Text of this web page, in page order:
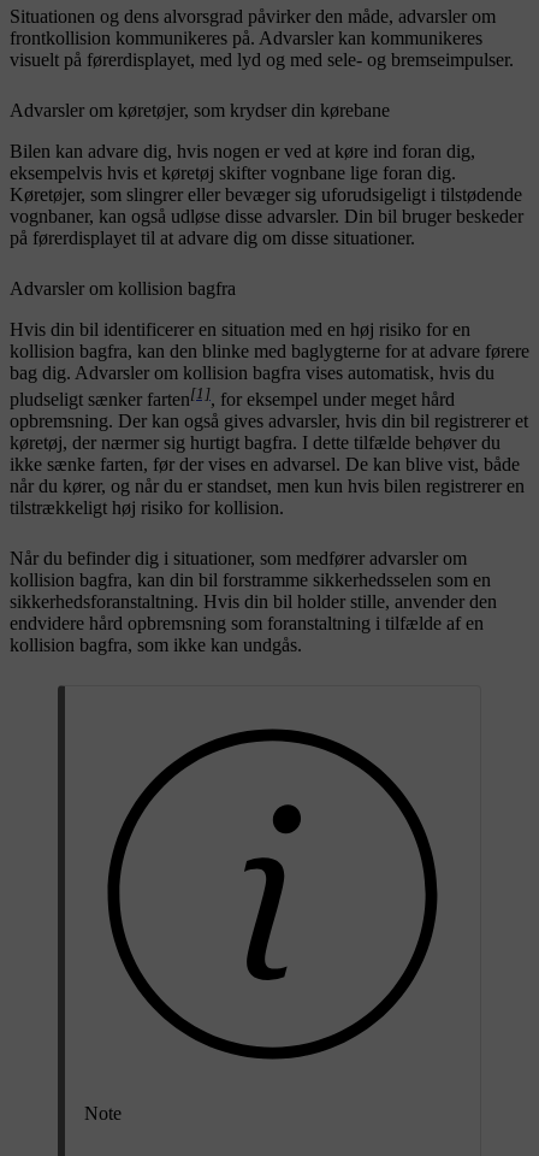
Situationen og dens alvorsgrad påvirker den måde, advarsler om
frontkollision kommunikeres på. Advarsler kan kommunikeres
visuelt på førerdisplayet, med lyd og med sele- og bremseimpulser.
Advarsler om køretøjer, som krydser din kørebane
Bilen kan advare dig, hvis nogen er ved at køre ind foran dig,
eksempelvis hvis et køretøj skifter vognbane lige foran dig.
Køretøjer, som slingrer eller bevæger sig uforudsigeligt i tilstødende
vognbaner, kan også udløse disse advarsler. Din bil bruger beskeder
på førerdisplayet til at advare dig om disse situationer.
Advarsler om kollision bagfra
Hvis din bil identificerer en situation med en høj risiko for en
kollision bagfra, kan den blinke med baglygterne for at advare førere
bag dig. Advarsler om kollision bagfra vises automatisk, hvis du
pludseligt sænker farten[1], for eksempel under meget hård
opbremsning. Der kan også gives advarsler, hvis din bil registrerer et
køretøj, der nærmer sig hurtigt bagfra. I dette tilfælde behøver du
ikke sænke farten, før der vises en advarsel. De kan blive vist, både
når du kører, og når du er standset, men kun hvis bilen registrerer en
tilstrækkeligt høj risiko for kollision.
Når du befinder dig i situationer, som medfører advarsler om
kollision bagfra, kan din bil forstramme sikkerhedsselen som en
sikkerhedsforanstaltning. Hvis din bil holder stille, anvender den
endvidere hård opbremsning som foranstaltning i tilfælde af en
kollision bagfra, som ikke kan undgås.
Note